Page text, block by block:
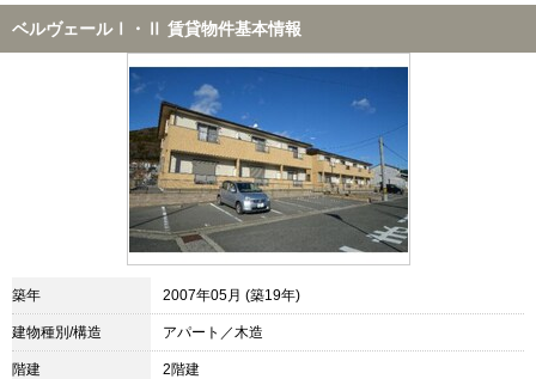
ベルヴェールⅠ・Ⅱ 賃貸物件基本情報
築年 2007年05月 (築19年)
建物種別/構造 アパート／木造
階建 2階建